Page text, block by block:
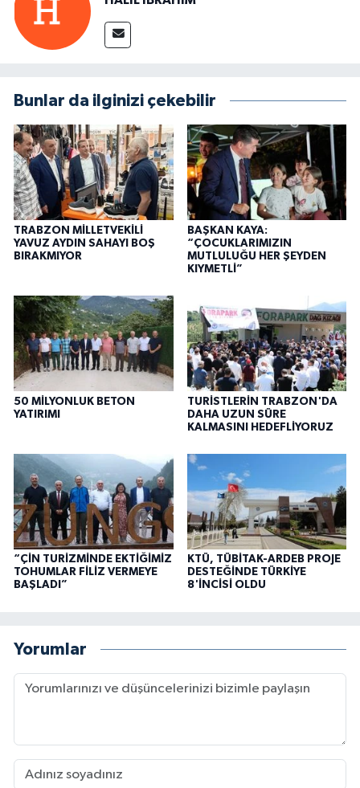
Bunlar da ilginizi çekebilir
TRABZON MİLLETVEKİLİ
YAVUZ AYDIN SAHAYI BOŞ
BIRAKMIYOR
BAŞKAN KAYA:
“ÇOCUKLARIMIZIN
MUTLULUĞU HER ŞEYDEN
KIYMETLİ”
50 MİLYONLUK BETON
YATIRIMI
TURİSTLERİN TRABZON'DA
DAHA UZUN SÜRE
KALMASINI HEDEFLİYORUZ
“ÇİN TURİZMİNDE EKTİĞİMİZ
TOHUMLAR FİLİZ VERMEYE
BAŞLADI”
KTÜ, TÜBİTAK-ARDEB PROJE
DESTEĞİNDE TÜRKİYE
8'İNCİSİ OLDU
Yorumlar